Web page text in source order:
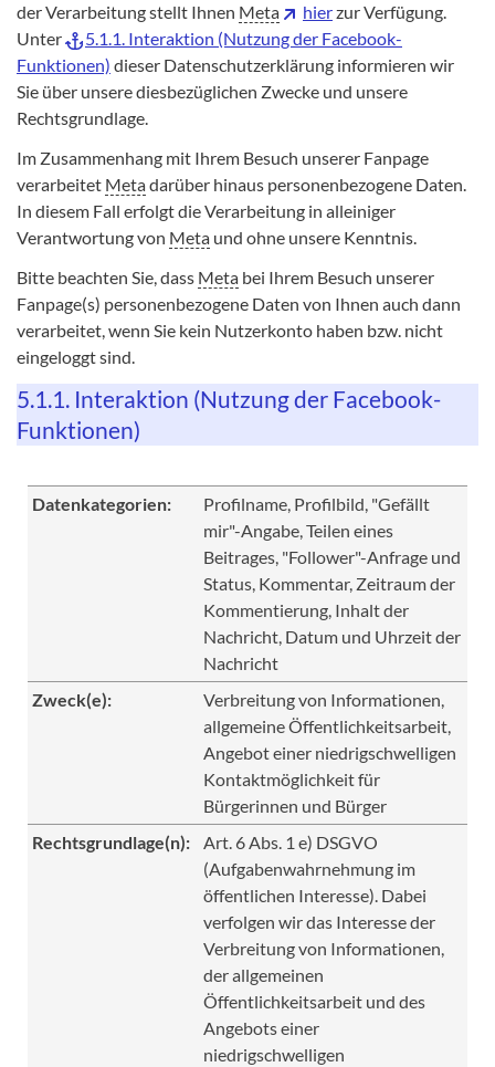
der Verarbeitung stellt Ihnen Meta hierzur Verfügung.
Unter
5.1.1. Interaktion (Nutzung der Facebook-
Funktionen) dieser Datenschutzerklärung informieren wir
Sie über unsere diesbezüglichen Zwecke und unsere
Rechtsgrundlage.
Im Zusammenhang mit Ihrem Besuch unserer Fanpage
verarbeitet Metadarüber hinaus personenbezogene Daten.
In diesem Fall erfolgt die Verarbeitung in alleiniger
Verantwortung von Meta und ohne unsere Kenntnis.
Bitte beachten Sie, dass Meta bei Ihrem Besuch unserer
Fanpage(s) personenbezogene Daten von Ihnen auch dann
verarbeitet, wenn Sie kein Nutzerkonto haben bzw. nicht
eingeloggt sind.
5.1.1. Interaktion (Nutzung der Facebook-
Funktionen)
Datenkategorien:
Profilname, Profilbild, "Gefällt
mir"-Angabe, Teilen eines
Beitrages, "Follower"-Anfrage und
Status, Kommentar, Zeitraum der
Kommentierung, Inhalt der
Nachricht, Datum und Uhrzeit der
Nachricht
Zweck(e):
Verbreitung von Informationen,
allgemeine Öffentlichkeitsarbeit,
Angebot einer niedrigschwelligen
Kontaktmöglichkeit für
Bürgerinnen und Bürger
Rechtsgrundlage(n):
Art. 6 Abs. 1 e) DSGVO
(Aufgabenwahrnehmung im
öffentlichen Interesse). Dabei
verfolgen wir das Interesse der
Verbreitung von Informationen,
der allgemeinen
Öffentlichkeitsarbeit und des
Angebots einer
niedrigschwelligen